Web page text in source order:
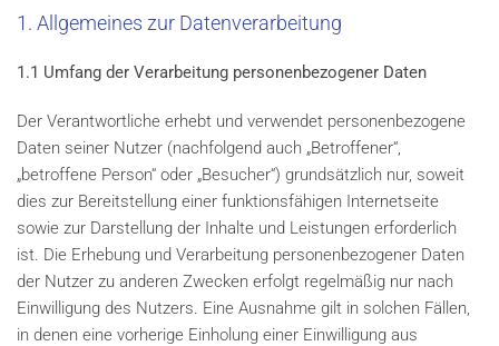
1. Allgemeines zur Datenverarbeitung
1.1 Umfang der Verarbeitung personenbezogener Daten
Der Verantwortliche erhebt und verwendet personenbezogene
Daten seiner Nutzer (nachfolgend auch „Betroffener“,
„betroffene Person“ oder „Besucher“) grundsätzlich nur, soweit
dies zur Bereitstellung einer funktionsfähigen Internetseite
sowie zur Darstellung der Inhalte und Leistungen erforderlich
ist. Die Erhebung und Verarbeitung personenbezogener Daten
der Nutzer zu anderen Zwecken erfolgt regelmäßig nur nach
Einwilligung des Nutzers. Eine Ausnahme gilt in solchen Fällen,
in denen eine vorherige Einholung einer Einwilligung aus